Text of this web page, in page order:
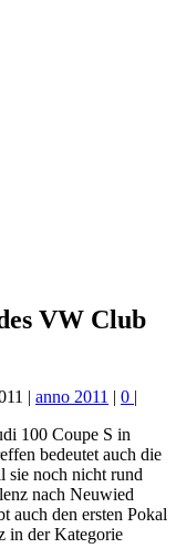
VW Club
| anno 2011 | 0 |
100 Coupe S in
bedeutet auch die
sie noch nicht rund
nach Neuwied
auch den ersten Pokal
in der Kategorie